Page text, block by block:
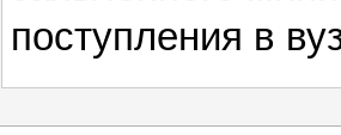
поступления в